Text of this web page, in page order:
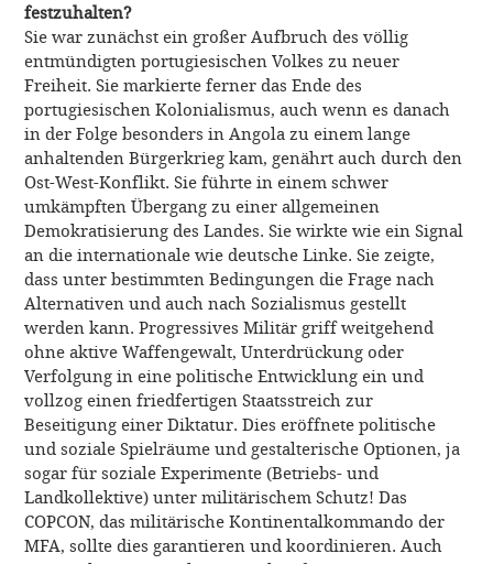
festzuhalten?
Sie war zunächst ein großer Aufbruch des völlig
entmündigten portugiesischen Volkes zu neuer
Freiheit. Sie markierte ferner das Ende des
portugiesischen Kolonialismus, auch wenn es danach
in der Folge besonders in Angola zu einem lange
anhaltenden Bürgerkrieg kam, genährt auch durch den
Ost-West-Konflikt. Sie führte in einem schwer
umkämpften Übergang zu einer allgemeinen
Demokratisierung des Landes. Sie wirkte wie ein Signal
an die internationale wie deutsche Linke. Sie zeigte,
dass unter bestimmten Bedingungen die Frage nach
Alternativen und auch nach Sozialismus gestellt
werden kann. Progressives Militär griff weitgehend
ohne aktive Waffengewalt, Unterdrückung oder
Verfolgung in eine politische Entwicklung ein und
vollzog einen friedfertigen Staatsstreich zur
Beseitigung einer Diktatur. Dies eröffnete politische
und soziale Spielräume und gestalterische Optionen, ja
sogar für soziale Experimente (Betriebs- und
Landkollektive) unter militärischem Schutz! Das
COPCON, das militärische Kontinentalkommando der
MFA, sollte dies garantieren und koordinieren. Auch